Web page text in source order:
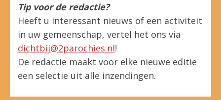
Tip voor de redactie?
Heeft u interessant nieuws of een activiteit
in uw gemeenschap, vertel het ons via
dichtbij@2parochies.nl!
De redactie maakt voor elke nieuwe editie
een selectie uit alle inzendingen.